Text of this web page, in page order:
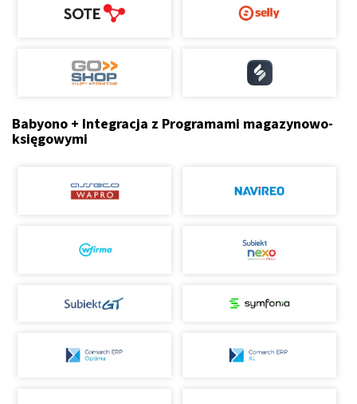
Babyono + Integracja z Programami magazynowo-
księgowymi